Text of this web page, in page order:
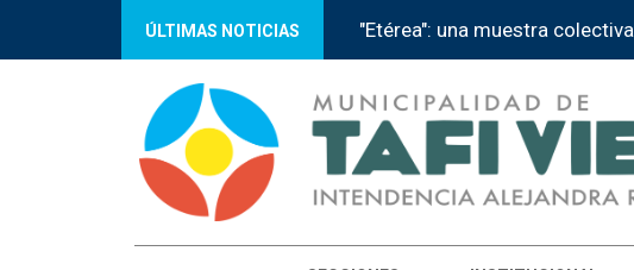
ÚLTIMAS NOTICIAS "Etérea": una muestra